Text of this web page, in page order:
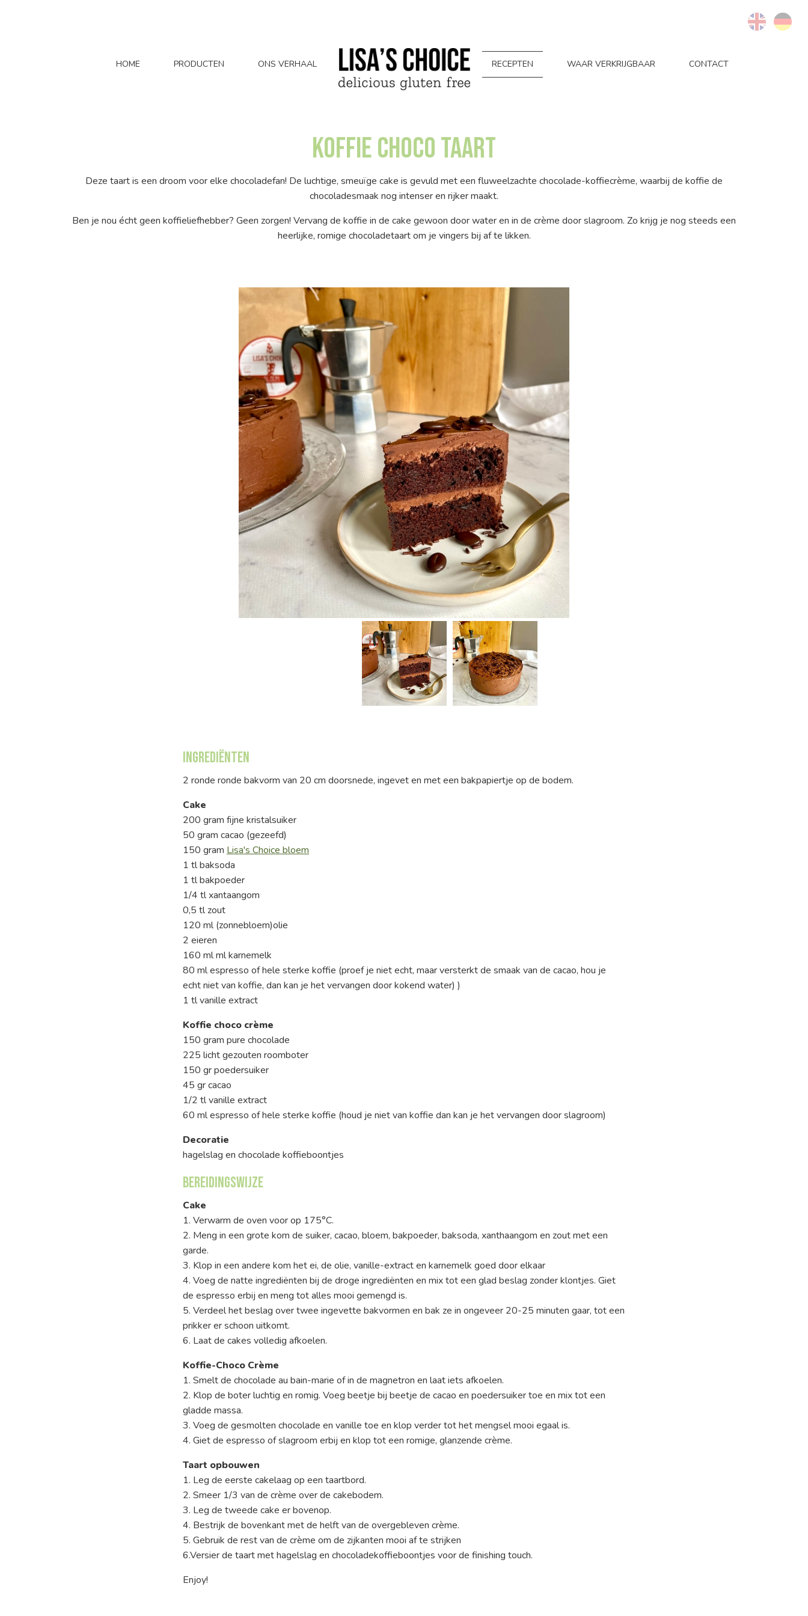
HOME PRODUCTEN ONS VERHAAL RECEPTEN WAAR VERKRIJGBAAR CONTACT
Koffie Choco Taart
Deze taart is een droom voor elke chocoladefan! De luchtige, smeuïge cake is gevuld met een fluweelzachte chocolade-koffiecrème, waarbij de koffie de
chocoladesmaak nog intenser en rijker maakt.
Ben je nou écht geen koffieliefhebber? Geen zorgen! Vervang de koffie in de cake gewoon door water en in de crème door slagroom. Zo krijg je nog steeds een
heerlijke, romige chocoladetaart om je vingers bij af te likken.
Ingrediënten
2 ronde ronde bakvorm van 20 cm doorsnede, ingevet en met een bakpapiertje op de bodem.
Cake
200 gram fijne kristalsuiker
50 gram cacao (gezeefd)
150 gram Lisa's Choice bloem
1 tl baksoda
1 tl bakpoeder
1/4 tl xantaangom
0,5 tl zout
120 ml (zonnebloem)olie
2 eieren
160 ml ml karnemelk
80 ml espresso of hele sterke koffie (proef je niet echt, maar versterkt de smaak van de cacao, hou je
echt niet van koffie, dan kan je het vervangen door kokend water) )
1 tl vanille extract
Koffie choco crème
150 gram pure chocolade
225 licht gezouten roomboter
150 gr poedersuiker
45 gr cacao
1/2 tl vanille extract
60 ml espresso of hele sterke koffie (houd je niet van koffie dan kan je het vervangen door slagroom)
Decoratie
hagelslag en chocolade koffieboontjes
Bereidingswijze
Cake
1. Verwarm de oven voor op 175°C.
2. Meng in een grote kom de suiker, cacao, bloem, bakpoeder, baksoda, xanthaangom en zout met een
garde.
3. Klop in een andere kom het ei, de olie, vanille-extract en karnemelk goed door elkaar
4. Voeg de natte ingrediënten bij de droge ingrediënten en mix tot een glad beslag zonder klontjes. Giet
de espresso erbij en meng tot alles mooi gemengd is.
5. Verdeel het beslag over twee ingevette bakvormen en bak ze in ongeveer 20-25 minuten gaar, tot een
prikker er schoon uitkomt.
6. Laat de cakes volledig afkoelen.
Koffie-Choco Crème
1. Smelt de chocolade au bain-marie of in de magnetron en laat iets afkoelen.
2. Klop de boter luchtig en romig. Voeg beetje bij beetje de cacao en poedersuiker toe en mix tot een
gladde massa.
3. Voeg de gesmolten chocolade en vanille toe en klop verder tot het mengsel mooi egaal is.
4. Giet de espresso of slagroom erbij en klop tot een romige, glanzende crème.
Taart opbouwen
1. Leg de eerste cakelaag op een taartbord.
2. Smeer 1/3 van de crème over de cakebodem.
3. Leg de tweede cake er bovenop.
4. Bestrijk de bovenkant met de helft van de overgebleven crème.
5. Gebruik de rest van de crème om de zijkanten mooi af te strijken
6.Versier de taart met hagelslag en chocoladekoffieboontjes voor de finishing touch.
Enjoy!